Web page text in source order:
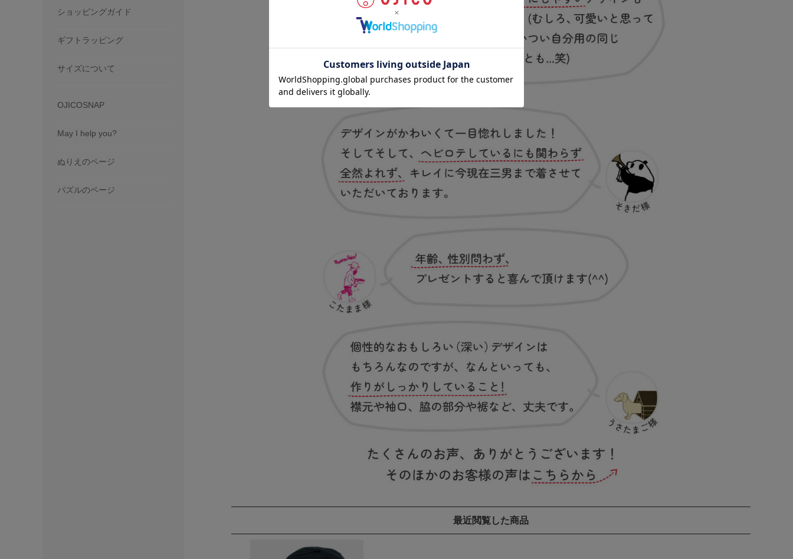
ショッピングガイド
ギフトラッピング
サイズについて
OJICOSNAP
May I help you?
ぬりえのページ
パズルのページ
最近閲覧した商品